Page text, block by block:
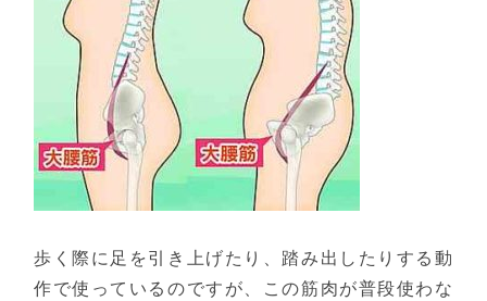
歩く際に足を引き上げたり、踏み出したりする動
作で使っているのですが、この筋肉が普段使わな